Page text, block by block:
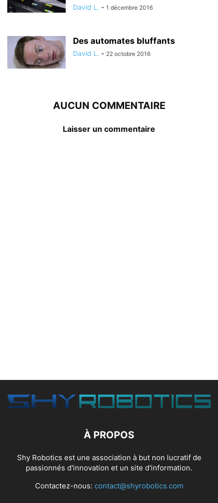
David L. - 1 décembre 2016
Des automates bluffants
David L. - 22 octobre 2016
AUCUN COMMENTAIRE
Laisser un commentaire
À PROPOS
Shy Robotics est une association à but non lucratif de
passionnés d'innovation et un site d'information.
Contactez-nous: contact@shyrobotics.com